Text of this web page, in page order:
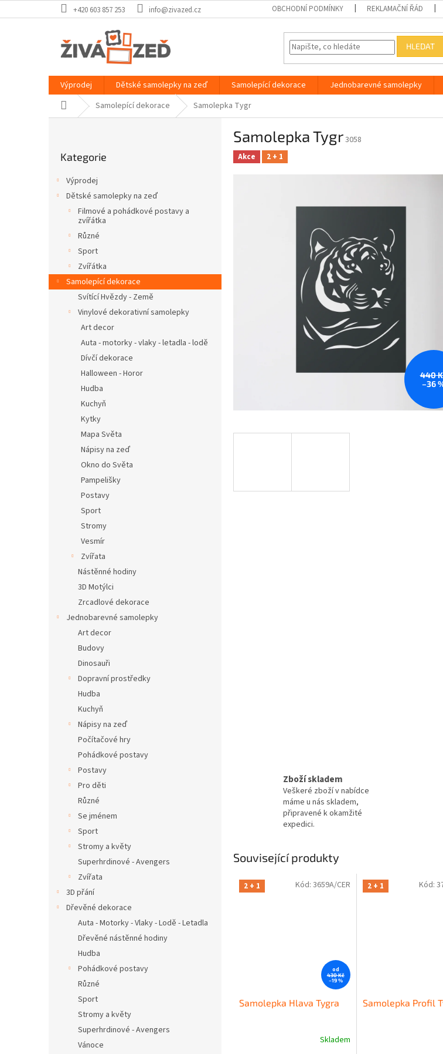
na
+420 603 857 253 info@zivazed.cz OBCHODNÍ PODMÍNKY REKLAMAČNÍ ŘÁD
HLEDAT
Výprodej Dětské samolepky na zeď Samolepící dekorace Jednobarevné samolepky
Domů Samolepící dekorace Samolepka Tygr
e
l
kategorie
Kategorie
Výprodej
Dětské samolepky na zeď
Filmové a pohádkové postavy a
zvířátka
Různé
Sport
Zvířátka
Samolepící dekorace
Svítící Hvězdy - Země
Vinylové dekorativní samolepky
Art decor
Auta - motorky - vlaky - letadla - lodě
Dívčí dekorace
Halloween - Horor
Hudba
Kuchyň
Kytky
Mapa Světa
Nápisy na zeď
Okno do Světa
Pampelišky
Postavy
Sport
Stromy
Vesmír
Zvířata
Nástěnné hodiny
3D Motýlci
Zrcadlové dekorace
Jednobarevné samolepky
Art decor
Budovy
Dinosauři
Dopravní prostředky
Hudba
Kuchyň
Nápisy na zeď
Počítačové hry
Pohádkové postavy
Postavy
Pro děti
Různé
Se jménem
Sport
Stromy a květy
Superhrdinové - Avengers
Zvířata
3D přání
Dřevěné dekorace
Auta - Motorky - Vlaky - Lodě - Letadla
Dřevěné nástěnné hodiny
Hudba
Pohádkové postavy
Různé
Sport
Stromy a květy
Superhrdinové - Avengers
Vánoce
Samolepka Tygr3058
Akce 2 + 1
440
–36
Zboží skladem
Veškeré zboží v nabídce
máme u nás skladem,
připravené k okamžité
expedici.
Související produkty
2 + 1
od
430 Kč
–19 %
Samolepka Hlava Tygra
Skladem
Kód: 3659A/CER 2 + 1
Samolepka Profil
Kód: